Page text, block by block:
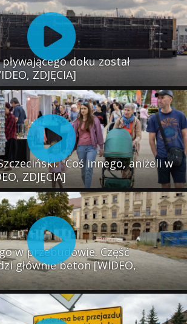
doku został
ZDJĘCIA]
"Coś innego, aniżeli w
ZDJĘCIA]
w przebudowie. Część
głównie beton [WIDEO,